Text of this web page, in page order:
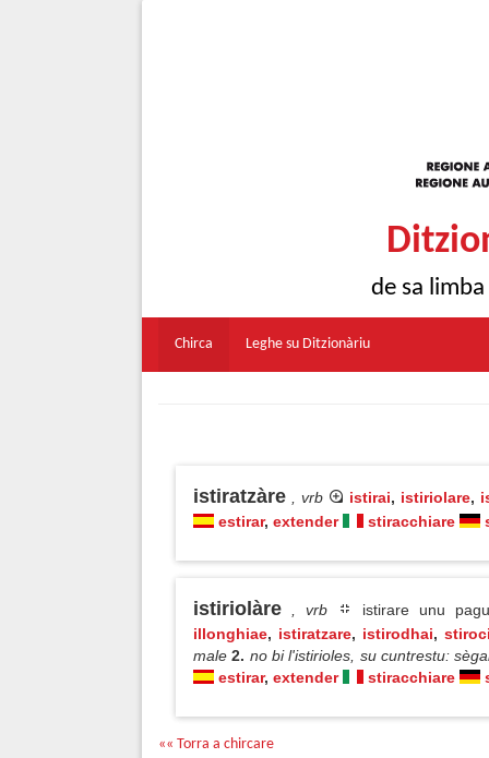
de sa
Chirca Leghe su Ditzionàriu
istiratzàre , vrb istirai, istiriolare,
estirar, extender stiracchiare
istiriolàre , vrb
istirare unu
illonghiae, istiratzare, istirodhai,
male2. no bi l'istirioles, su cuntrestu:
estirar, extender stiracchiare
«« Torra a chircare